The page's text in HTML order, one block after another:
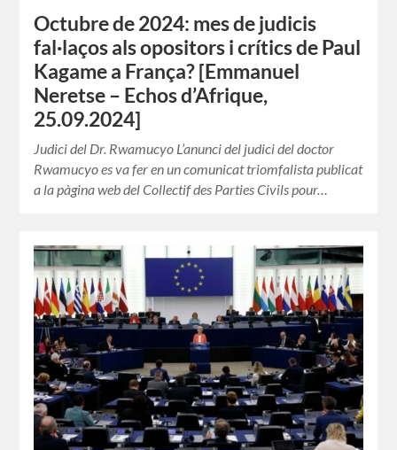
Octubre de 2024: mes de judicis
fal·laços als opositors i crítics de Paul
Kagame a França? [Emmanuel
Neretse – Echos d’Afrique,
25.09.2024]
Judici del Dr. Rwamucyo L’anunci del judici del doctor
Rwamucyo es va fer en un comunicat triomfalista publicat
a la pàgina web del Collectif des Parties Civils pour…